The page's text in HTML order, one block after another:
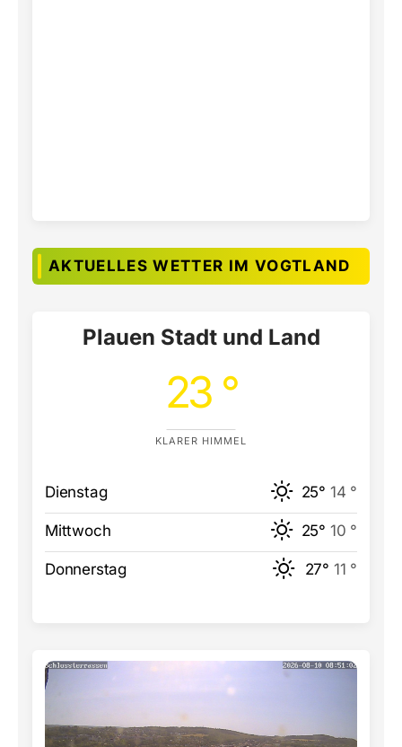
AKTUELLES WETTER IM VOGTLAND
Plauen Stadt und Land
23 °
KLARER HIMMEL
Dienstag 25° 14 °
Mittwoch 25° 10 °
Donnerstag 27° 11 °